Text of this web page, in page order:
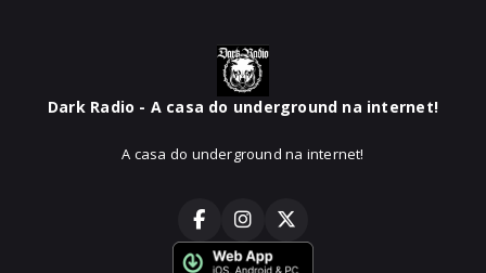
Dark Radio - A casa do underground na internet!
A casa do underground na internet!